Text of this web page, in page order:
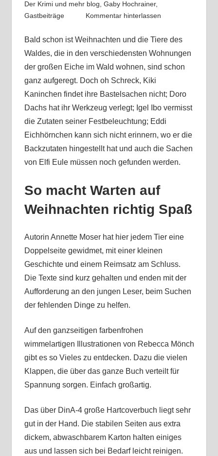
Der Krimi und mehr blog, Gaby Hochrainer,
Gastbeiträge
Kommentar hinterlassen
Bald schon ist Weihnachten und die Tiere des
Waldes, die in den verschiedensten Wohnungen
der großen Eiche im Wald wohnen, sind schon
ganz aufgeregt. Doch oh Schreck, Kiki
Kaninchen findet ihre Bastelsachen nicht; Doro
Dachs hat ihr Werkzeug verlegt; Igel Ibo vermisst
die Zutaten seiner Festbeleuchtung; Eddi
Eichhörnchen kann sich nicht erinnern, wo er die
Backzutaten hingestellt hat und auch die Sachen
von Elfi Eule müssen noch gefunden werden.
So macht Warten auf
Weihnachten richtig Spaß
Autorin Annette Moser hat hier jedem Tier eine
Doppelseite gewidmet, mit einer kleinen
Geschichte und einem Reimsatz am Schluss.
Die Texte sind kurz gehalten und enden mit der
Aufforderung an den jungen Leser, beim Suchen
der fehlenden Dinge zu helfen.
Auf den ganzseitigen farbenfrohen
wimmelartigen Illustrationen von Rebecca Mönch
gibt es so Vieles zu entdecken. Dazu die vielen
Klappen, die über das ganze Buch verteilt für
Spannung sorgen. Einfach großartig.
Das über DinA-4 große Hartcoverbuch liegt sehr
gut in der Hand. Die stabilen Seiten aus extra
dickem, abwaschbarem Karton halten einiges
aus und lassen sich bei Bedarf leicht reinigen.